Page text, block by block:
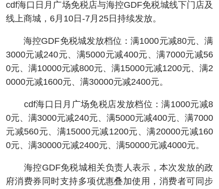
cdf海口日月广场免税店与海控GDF免税城线下门店及
线上商城，6月10日-7月25日持续发放。
海控GDF免税城发放档位：满1000元减80元、满
3000元减240元、满5000元减400元、满7000元减56
0元、满10000元减800元、满15000元减1200元、满2
0000元减1600元、满30000元减2400元。
cdf海口日月广场免税店发放档位：满1000元减8
0元、满3000元减240元、满5000元减400元、满7000
元减560元、满15000元减1200元、满20000元减160
0元、满30000元减2400元、满50000元减4000元。
海控GDF免税城相关负责人表示，本次发放的政
府消费券同时支持多项优惠叠加使用，消费者可同步